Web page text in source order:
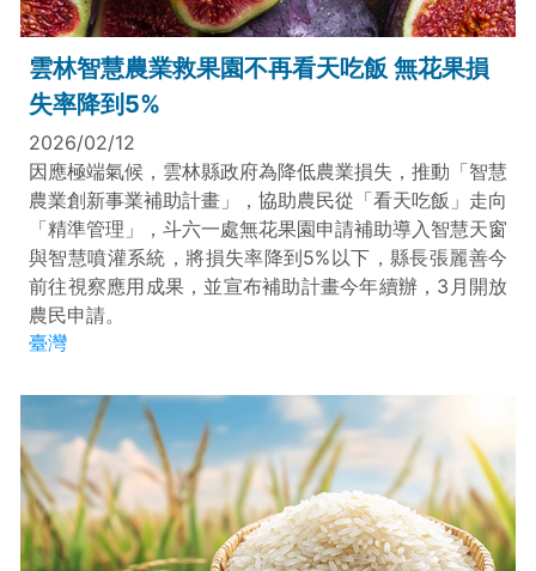
雲林智慧農業救果園不再看天吃飯 無花果損
失率降到5%
2026/02/12
因應極端氣候，雲林縣政府為降低農業損失，推動「智慧
農業創新事業補助計畫」，協助農民從「看天吃飯」走向
「精準管理」，斗六一處無花果園申請補助導入智慧天窗
與智慧噴灌系統，將損失率降到5%以下，縣長張麗善今
前往視察應用成果，並宣布補助計畫今年續辦，3月開放
農民申請。
臺灣